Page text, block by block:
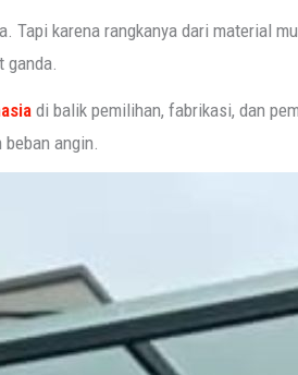
Tapi karena rangkanya dari material
ganda.
di balik pemilihan, fabrikasi, dan
angin.